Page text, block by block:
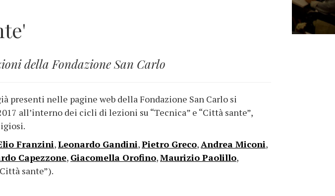
della Fondazione San Carlo
nelle pagine web della Fondazione San Carlo si
all’interno dei cicli di lezioni su “Tecnica” e “Città sante”,
Franzini,Leonardo Gandini,Pietro Greco,Andrea Miconi,
Capezzone, Giacomella Orofino,Maurizio Paolillo,
sante”).